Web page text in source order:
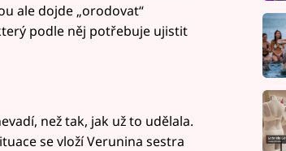
ale dojde „orodovat“
podle něj potřebuje ujistit
než tak, jak už to udělala.
se vloží Verunina sestra